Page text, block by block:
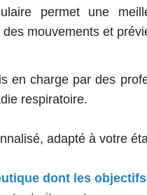
permet une
mouvements et
en charge par des
respiratoire.
adapté à votre
dont les